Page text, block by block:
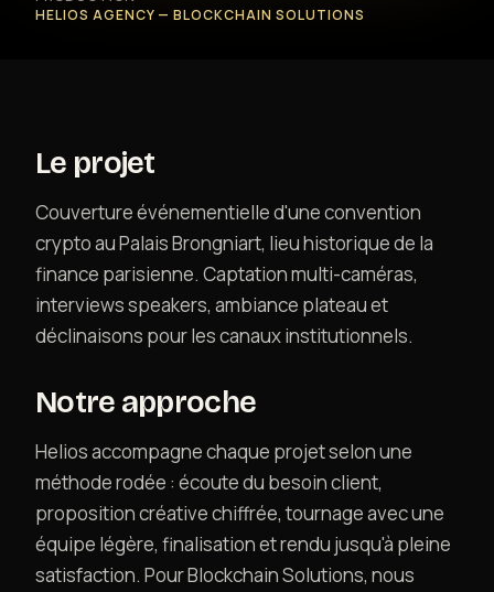
À propos
HELIOS AGENCY — BLOCKCHAIN SOLUTIONS
Le projet
Couverture événementielle d'une convention
crypto au Palais Brongniart, lieu historique de la
finance parisienne. Captation multi-caméras,
interviews speakers, ambiance plateau et
déclinaisons pour les canaux institutionnels.
Notre approche
Helios accompagne chaque projet selon une
méthode rodée : écoute du besoin client,
proposition créative chiffrée, tournage avec une
équipe légère, finalisation et rendu jusqu'à pleine
satisfaction. Pour Blockchain Solutions, nous